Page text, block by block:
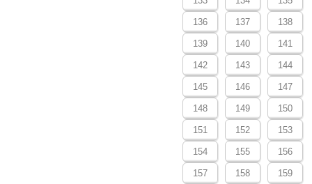
136 137 138
139 140 141
142 143 144
145 146 147
148 149 150
151 152 153
154 155 156
157 158 159